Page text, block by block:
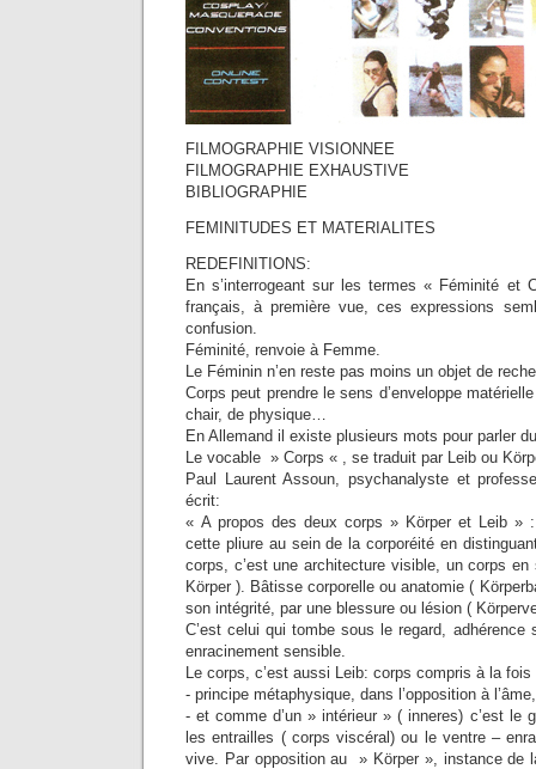
FILMOGRAPHIE VISIONNEE
FILMOGRAPHIE EXHAUSTIVE
BIBLIOGRAPHIE
FEMINITUDES ET MATERIALITES
REDEFINITIONS:
En s’interrogeant sur les termes « Féminité et
français, à première vue, ces expressions
confusion.
Féminité, renvoie à Femme.
Le Féminin n’en reste pas moins un objet de
Corps peut prendre le sens d’enveloppe
chair, de physique…
En Allemand il existe plusieurs mots pour parler
Le vocable » Corps « , se traduit par Leib ou
Paul Laurent Assoun, psychanalyste et
écrit:
« A propos des deux corps » Körper et Leib » :
cette pliure au sein de la corporéité en
corps, c’est une architecture visible, un corps
Körper ). Bâtisse corporelle ou anatomie (
son intégrité, par une blessure ou lésion (
C’est celui qui tombe sous le regard, adhérence
enracinement sensible.
Le corps, c’est aussi Leib: corps compris à la fois
- principe métaphysique, dans l’opposition à
- et comme d’un » intérieur » ( inneres) c’est le
les entrailles ( corps viscéral) ou le ventre –
vive. Par opposition au » Körper », instance de